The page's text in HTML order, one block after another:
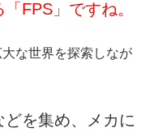
FPS」ですね。
な世界を探索しなが
を集め、メカに